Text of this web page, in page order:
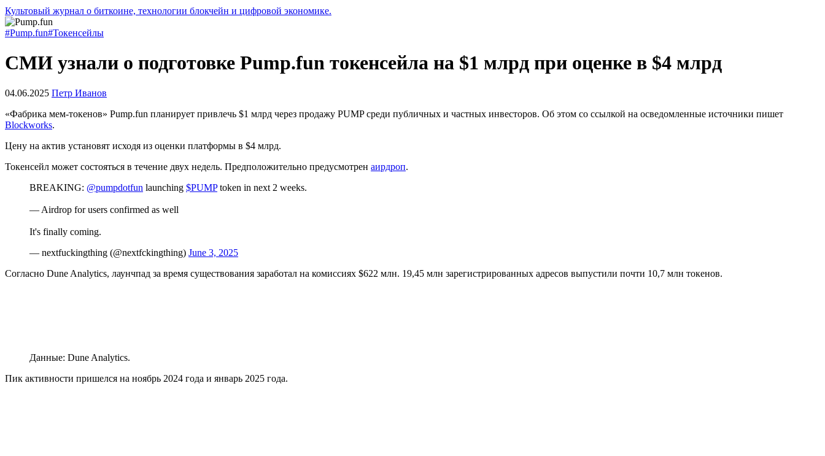
Культовый журнал о биткоине, технологии блокчейн и цифровой экономике.
#Pump.fun#Токенсейлы
СМИ узнали о подготовке Pump.fun токенсейла на $1 млрд при оценке в $4 млрд
04.06.2025 Петр Иванов
«Фабрика мем-токенов» Pump.fun планирует привлечь $1 млрд через продажу PUMP среди публичных и частных инвесторов. Об этом со ссылкой на осведомленные источники пишет
Blockworks.
Цену на актив установят исходя из оценки платформы в $4 млрд.
Токенсейл может состояться в течение двух недель. Предположительно предусмотрен аирдроп.
BREAKING: @pumpdotfun launching $PUMPtoken in next 2 weeks.
— Airdrop for users confirmed as well
It's finally coming.
— nextfuckingthing (@nextfckingthing) June 3, 2025
Согласно Dune Analytics, лаунчпад за время существования заработал на комиссиях $622 млн. 19,45 млн зарегистрированных адресов выпустили почти 10,7 млн токенов.
Данные: Dune Analytics.
Пик активности пришелся на ноябрь 2024 года и январь 2025 года.